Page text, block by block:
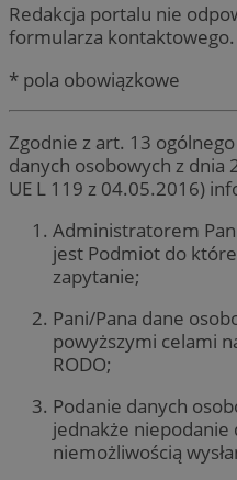
Redakcja portalu nie
formularza kontaktowego.
* pola obowiązkowe
Zgodnie z art. 13
danych osobowych z dnia
UE L 119 z 04.05.2016)
Administratorem
jest Podmiot do
zapytanie;
Pani/Pana dane
powyższymi celami
RODO;
Podanie danych
jednakże
niemożliwością